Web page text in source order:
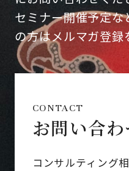
セミナー開催予定
の方はメルマガ登録
CONTACT
お問い合
コンサルティング